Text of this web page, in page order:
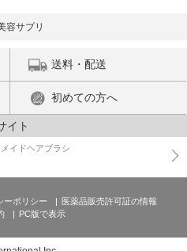
容サプリ
送料・配送
初めての方へ
イト
イドヘアブラシ
ーポリシー
医薬品販売許可証の情報
PC版で表示